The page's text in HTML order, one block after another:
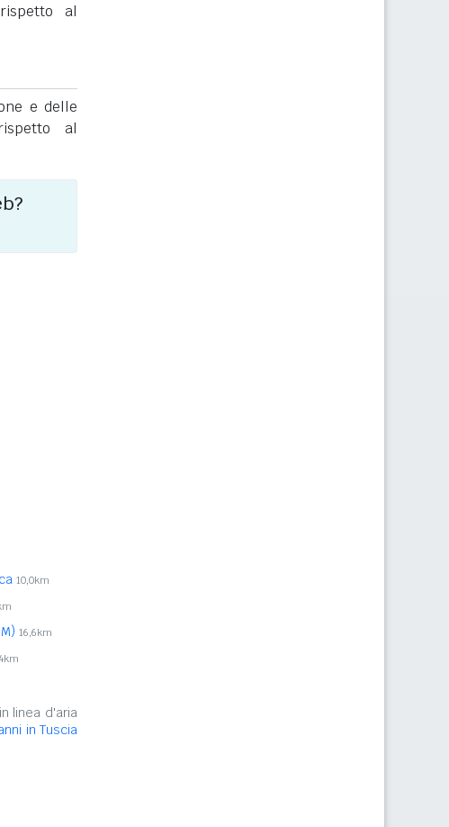
al
e delle
al
10,0km
16,6km
linea d'aria
in Tuscia